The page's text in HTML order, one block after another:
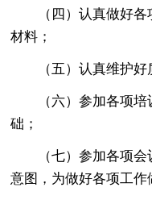
（四）认真做好
材料；
（五）认真维护
（六）参加各项
础；
（七）参加各项
意图，为做好各项工作